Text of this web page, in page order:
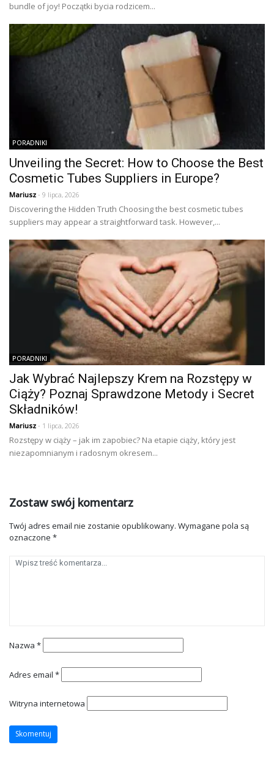
bundle of joy! Początki bycia rodzicem...
PORADNIKI
Unveiling the Secret: How to Choose the Best
Cosmetic Tubes Suppliers in Europe?
Mariusz - 9 lipca, 2026
Discovering the Hidden Truth Choosing the best cosmetic tubes
suppliers may appear a straightforward task. However,...
PORADNIKI
Jak Wybrać Najlepszy Krem na Rozstępy w
Ciąży? Poznaj Sprawdzone Metody i Secret
Składników!
Mariusz - 1 lipca, 2026
Rozstępy w ciąży – jak im zapobiec? Na etapie ciąży, który jest
niezapomnianym i radosnym okresem...
Zostaw swój komentarz
Twój adres email nie zostanie opublikowany. Wymagane pola są
oznaczone *
Nazwa *
Adres email *
Witryna internetowa